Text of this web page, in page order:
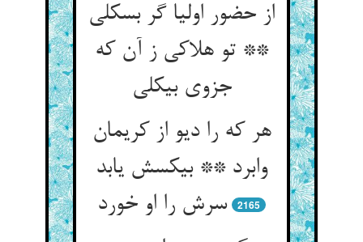
از حضور اولیا گر بسکلی
** تو هلاکی ز آن که
جزوی بی‏کلی‏
هر که را دیو از کریمان
وابرد ** بی‏کسش یابد
سرش را او خورد
2165